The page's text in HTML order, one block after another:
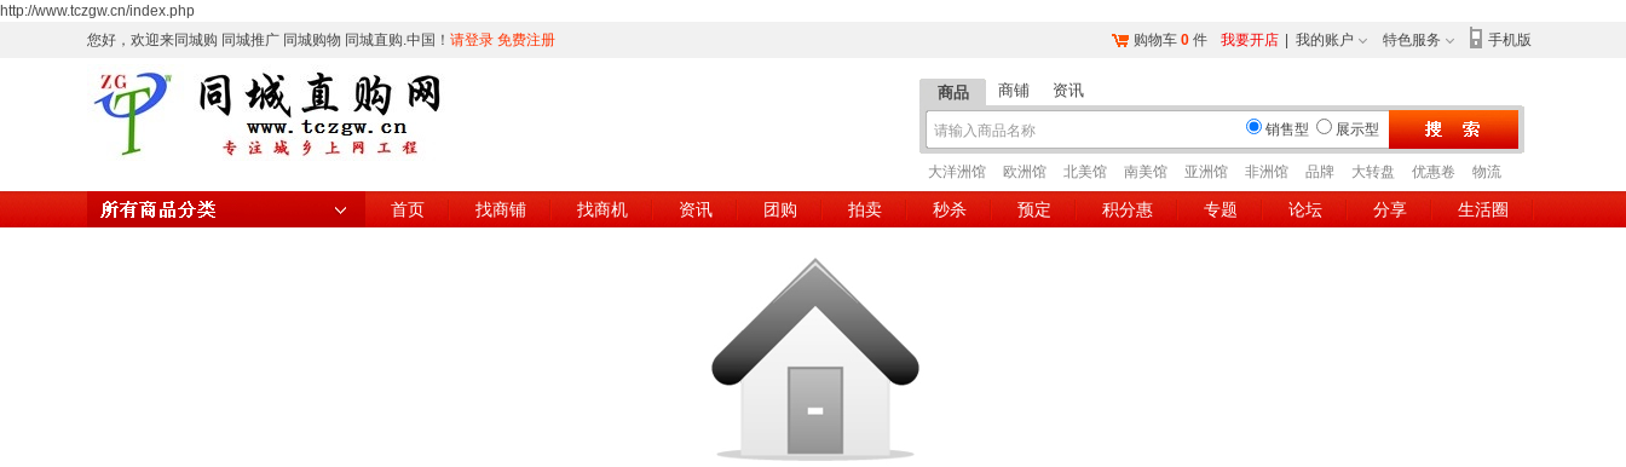
http://www.tczgw.cn/index.php
手机版
特色服务
我的账户
我要开店
购物车 0 件
您好，欢迎来同城购 同城推广 同城购物 同城直购.中国！ 请登录 免费注册
商品 商铺 资讯
销售型 展示型
大洋洲馆 欧洲馆 北美馆 南美馆 亚洲馆 非洲馆 品牌 大转盘 优惠卷 物流
所有商品分类 首页 找商铺 找商机 资讯 团购 拍卖 秒杀 预定 积分惠 专题 论坛 分享 生活圈